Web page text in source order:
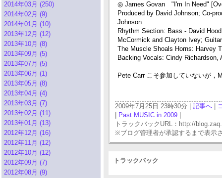
2014年03月 (250)
2014年02月 (9)
2014年01月 (10)
2013年12月 (12)
2013年10月 (8)
2013年09月 (5)
2013年07月 (5)
2013年06月 (1)
2013年05月 (8)
2013年04月 (4)
2013年03月 (7)
2013年02月 (11)
2013年01月 (13)
2012年12月 (16)
2012年11月 (12)
2012年10月 (12)
2012年09月 (7)
2012年08月 (9)
◎ James Govan "I'm In Need"
Produced by David Johnson; Co-
Johnson
Rhythm Section: Bass - David
McCormick and Clayton Ivey;
The Muscle Shoals Horns: Harvey
Backing Vocals: Cindy Richardson,
Pete Carr こそ参加していないが
2009年7月25日 23時30分 | 記事へ
Past MUSIC in 2009
トラックバックURL：http://
※ブログ管理者が承認するまで表示
トラックバック